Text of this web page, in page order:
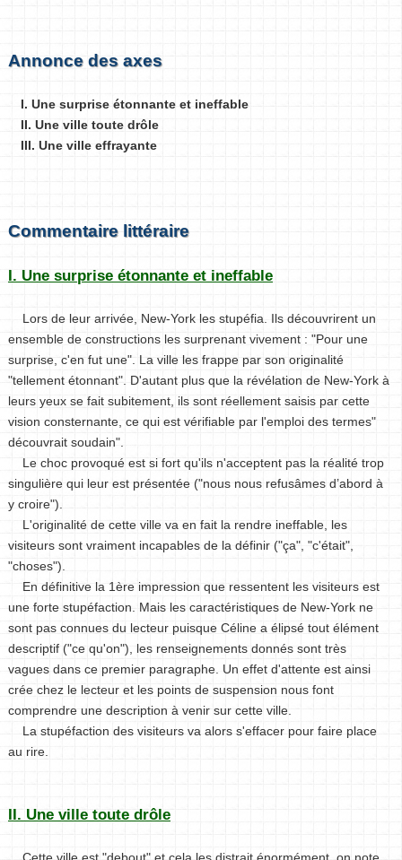
Annonce des axes
I. Une surprise étonnante et ineffable
II. Une ville toute drôle
III. Une ville effrayante
Commentaire littéraire
I. Une surprise étonnante et ineffable
Lors de leur arrivée, New-York les stupéfia. Ils découvrirent un
ensemble de constructions les surprenant vivement : "Pour une
surprise, c'en fut une". La ville les frappe par son originalité
"tellement étonnant". D'autant plus que la révélation de New-York à
leurs yeux se fait subitement, ils sont réellement saisis par cette
vision consternante, ce qui est vérifiable par l'emploi des termes"
découvrait soudain".
Le choc provoqué est si fort qu'ils n'acceptent pas la réalité trop
singulière qui leur est présentée ("nous nous refusâmes d’abord à
y croire").
L'originalité de cette ville va en fait la rendre ineffable, les
visiteurs sont vraiment incapables de la définir ("ça", "c'était",
"choses").
En définitive la 1ère impression que ressentent les visiteurs est
une forte stupéfaction. Mais les caractéristiques de New-York ne
sont pas connues du lecteur puisque Céline a élipsé tout élément
descriptif ("ce qu'on"), les renseignements donnés sont très
vagues dans ce premier paragraphe. Un effet d'attente est ainsi
crée chez le lecteur et les points de suspension nous font
comprendre une description à venir sur cette ville.
La stupéfaction des visiteurs va alors s'effacer pour faire place
au rire.
II. Une ville toute drôle
Cette ville est "debout" et cela les distrait énormément, on note